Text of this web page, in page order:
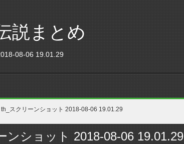
説まとめ
08-06 19.01.29
th_スクリーンショット 2018-08-06 19.01.29
ンショット 2018-08-06 19.01.29